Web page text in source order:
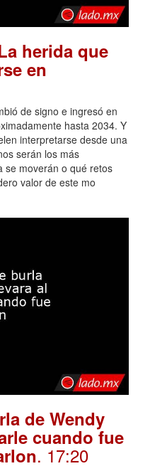
herida que
en
de signo e ingresó en
hasta 2034. Y
interpretarse desde una
serán los más
se moverán o qué retos
valor de este mo
de Wendy
cuando fue
. 17:20